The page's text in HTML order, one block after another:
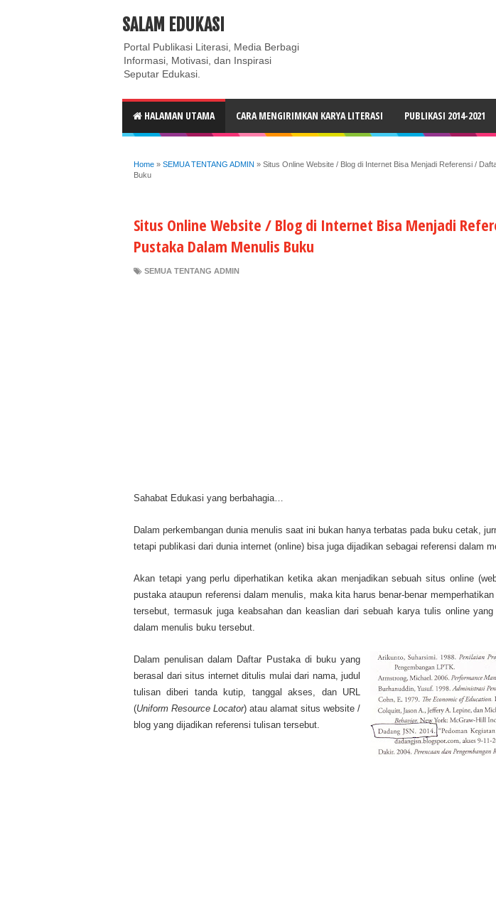
ABOUT CONTACT US
SALAM EDUKASI
Portal Publikasi Literasi, Media Berbagi
Informasi, Motivasi, dan Inspirasi
Seputar Edukasi.
HALAMAN UTAMA CARA MENGIRIMKAN KARYA LITERASI PUBLIKASI 2014-2021
Home » SEMUA TENTANG ADMIN » Situs Online Website / Blog di Internet Bisa Menjadi Referensi /
Buku
Situs Online Website / Blog di Internet Bisa Menjadi
Pustaka Dalam Menulis Buku
SEMUA TENTANG ADMIN
Sahabat Edukasi yang berbahagia…
Dalam perkembangan dunia menulis saat ini bukan hanya terbatas pada buku cetak,
tetapi publikasi dari dunia internet (online) bisa juga dijadikan sebagai referensi dalam
Akan tetapi yang perlu diperhatikan ketika akan menjadikan sebuah situs online
pustaka ataupun referensi dalam menulis, maka kita harus benar-benar
tersebut, termasuk juga keabsahan dan keaslian dari sebuah karya tulis online
dalam menulis buku tersebut.
Dalam penulisan dalam Daftar Pustaka di buku yang
berasal dari situs internet ditulis mulai dari nama, judul
tulisan diberi tanda kutip, tanggal akses, dan URL
(Uniform Resource Locator) atau alamat situs website /
blog yang dijadikan referensi tulisan tersebut.